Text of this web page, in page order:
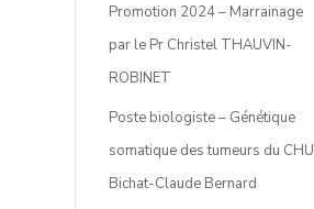
Promotion 2024 – Marrainage
par le Pr Christel THAUVIN-
ROBINET
Poste biologiste – Génétique
somatique des tumeurs du CHU
Bichat-Claude Bernard